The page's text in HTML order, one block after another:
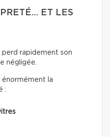
ET LES
perd rapidement son
négligée.
énormément la
: